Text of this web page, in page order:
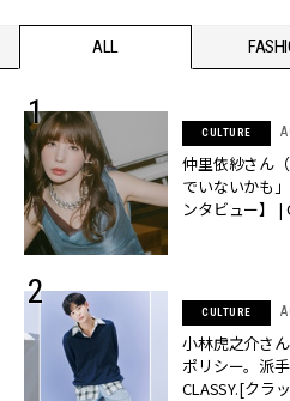
ALL
CULTURE
仲里依紗さん
でいないかも
ンタビュー】 |
CULTURE
小林虎之介さ
ポリシー。派
CLASSY.[クラ